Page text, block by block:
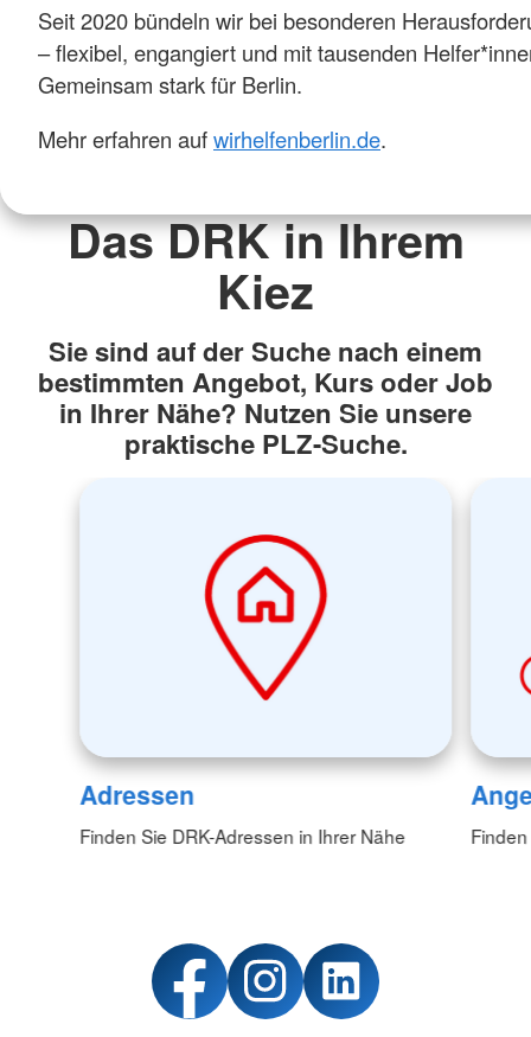
Seit 2020 bündeln wir bei besonderen
– flexibel, engangiert und mit tausenden
Gemeinsam stark für Berlin.
Mehr erfahren aufwirhelfenberlin.de.
Das DRK in Ihrem
Kiez
Sie sind auf der Suche nach einem
bestimmten Angebot, Kurs oder Job
in Ihrer Nähe? Nutzen Sie unsere
praktische PLZ-Suche.
Adressen
Finden Sie DRK-Adressen in Ihrer Nähe